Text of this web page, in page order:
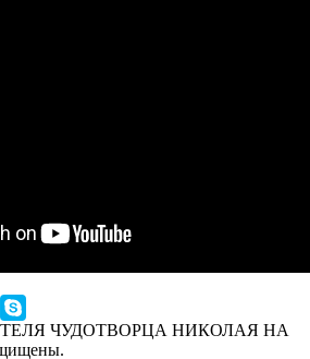
ЧУДОТВОРЦА НИКОЛАЯ НА